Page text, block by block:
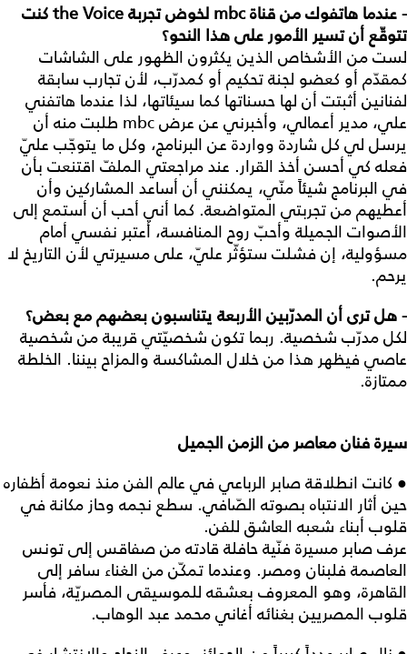
- عندما هاتفوك من قناةmbc لخوض تجربةthe Voiceكنت
تتوقّع أن تسير الأمور على هذا النحو؟
لست من الأشخاص الذين يكثرون الظهور على الشاشات
كمقدّم أو كعضو لجنة تحكيم أو كمدرّب، لأن تجارب سابقة
لفنانين أثبتت أن لها حسناتها كما سيئاتها، لذا عندما هاتفني
علي، مدير أعمالي، وأخبرني عن عرض mbc طلبت منه أن
يرسل لي كل شاردة وواردة عن البرنامج، وكل ما يتوجّب عليّ
فعله كي أحسن أخذ القرار. عند مراجعتي الملفّ اقتنعت بأن
في البرنامج شيئاً منّي، يمكنني أن أساعد المشاركين وأن
أعطيهم من تجربتي المتواضعة. كما أني أحب أن أستمع إلى
الأصوات الجميلة وأحبّ روح المنافسة، أعتبر نفسي أمام
مسؤولية، إن فشلت ستؤثّر عليّ، على مسيرتي لأن التاريخ لا
يرحم.
- هل ترى أن المدرّبين الأربعة يتناسبون بعضهم مع بعض؟
لكل مدرّب شخصية. ربما تكون شخصيّتي قريبة من شخصية
عاصي فيظهر هذا من خلال المشاكسة والمزاح بيننا. الخلطة
ممتازة.
سيرة فنان معاصر من الزمن الجميل
● كانت انطلاقة صابر الرباعي في عالم الفن منذ نعومة أظفاره
حين أثار الانتباه بصوته الصّافي. سطع نجمه وحاز مكانة في
قلوب أبناء شعبه العاشق للفن.
عرف صابر مسيرة فنّية حافلة قادته من صفاقس إلى تونس
العاصمة فلبنان ومصر. وعندما تمكّن من الغناء سافر إلى
القاهرة، وهو المعروف بعشقه للموسيقى المصريّة، فأسر
قلوب المصريين بغنائه أغاني محمد عبد الوهاب.